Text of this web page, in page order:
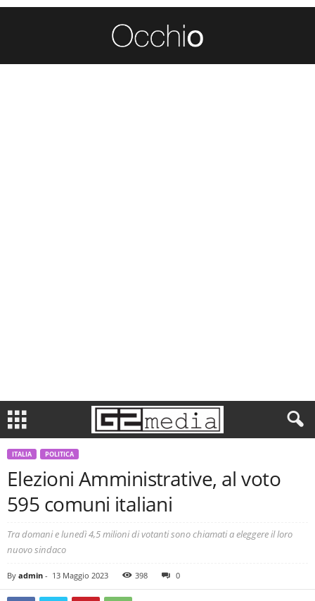
ITALIA POLITICA
Elezioni Amministrative, al voto
595 comuni italiani
Tra domani e lunedì 4,5 milioni di votanti sono chiamati a eleggere il loro
nuovo sindaco
By admin - 13 Maggio 2023 398 0